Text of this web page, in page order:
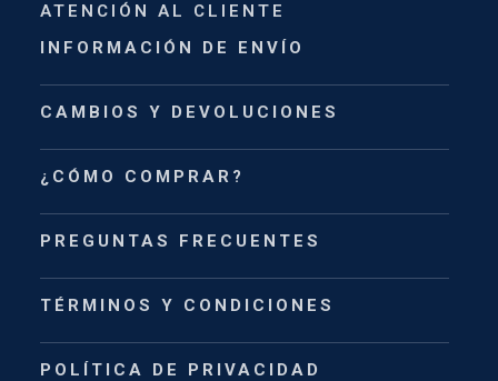
ATENCIÓN AL CLIENTE
INFORMACIÓN DE ENVÍO
CAMBIOS Y DEVOLUCIONES
¿CÓMO COMPRAR?
PREGUNTAS FRECUENTES
TÉRMINOS Y CONDICIONES
POLÍTICA DE PRIVACIDAD